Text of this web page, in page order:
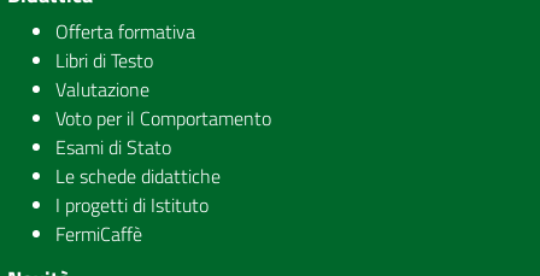
Offerta formativa
Libri di Testo
Valutazione
Voto per il Comportamento
Esami di Stato
Le schede didattiche
I progetti di Istituto
FermiCaffè